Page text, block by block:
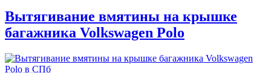
Вытягивание вмятины на крышке
багажника Volkswagen Polo